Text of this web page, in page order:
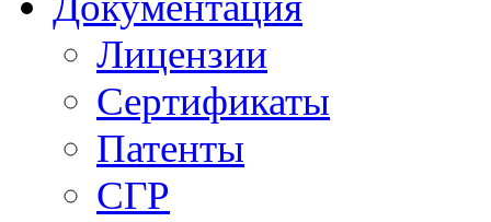
Лицензии
Сертификаты
Патенты
СГР